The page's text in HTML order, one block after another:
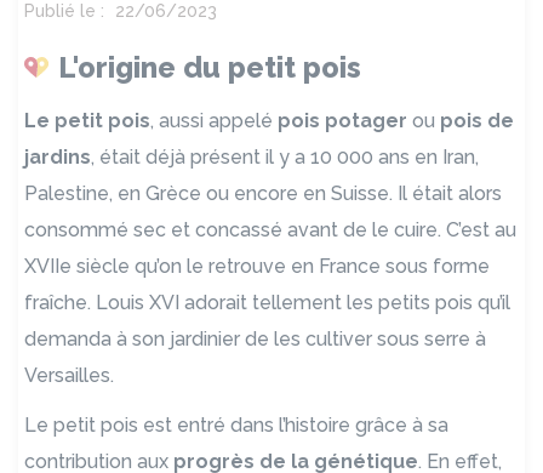
Publié le : 22/06/2023
L'origine du petit pois
Le petit pois, aussi appelé pois potager ou pois de
jardins, était déjà présent il y a 10 000 ans en Iran,
Palestine, en Grèce ou encore en Suisse. Il était alors
consommé sec et concassé avant de le cuire. C’est au
XVIIe siècle qu’on le retrouve en France sous forme
fraîche. Louis XVI adorait tellement les petits pois qu’il
demanda à son jardinier de les cultiver sous serre à
Versailles.
Le petit pois est entré dans l’histoire grâce à sa
contribution aux progrès de la génétique. En effet,